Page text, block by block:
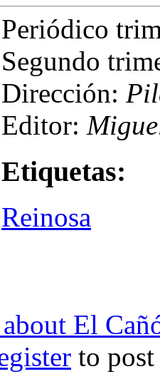
Periódico
Segundo
Dirección:
Editor:
Etiquetas:
Reinosa
about El
to